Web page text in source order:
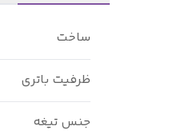
ساخت
ظرفیت باتری
جنس تیغه